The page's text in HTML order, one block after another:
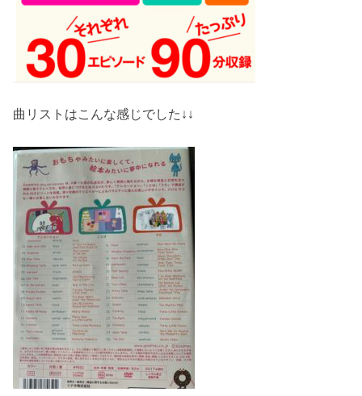
曲リストはこんな感じでした↓↓